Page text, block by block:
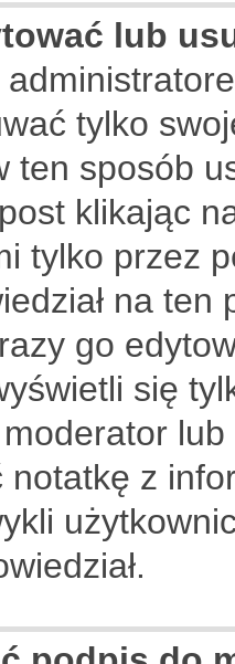
lub
tylko
ten sposób
klikając
tylko przez
na
go
się
notatkę z